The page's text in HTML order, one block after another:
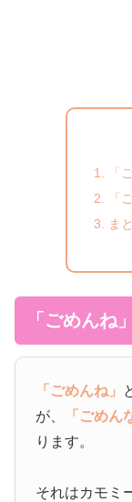
「
「
ま
「ごめんね
「ごめんね」
が、
「ごめん
ります。
それはカモミ